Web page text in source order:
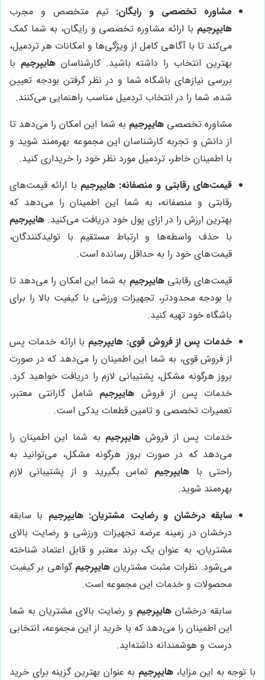
مشاوره تخصصی و رایگان: تیم متخصص و مجرب
هایپرجیم با ارائه مشاوره تخصصی و رایگان، به شما کمک
می‌کند تا با آگاهی کامل از ویژگی‌ها و امکانات هر تردمیل،
بهترین انتخاب را داشته باشید. کارشناسانهایپرجیم با
بررسی نیازهای باشگاه شما و در نظر گرفتن بودجه تعیین
شده، شما را در انتخاب تردمیل مناسب راهنمایی می‌کنند.
مشاوره تخصصیهایپرجیم به شما این امکان را می‌دهد تا
از دانش و تجربه کارشناسان این مجموعه بهره‌مند شوید و
با اطمینان خاطر، تردمیل مورد نظر خود را خریداری کنید.
قیمت‌های رقابتی و منصفانه: هایپرجیم با ارائه قیمت‌های
رقابتی و منصفانه، به شما این اطمینان را می‌دهد که
بهترین ارزش را در ازای پول خود دریافت می‌کنید. هایپرجیم
با حذف واسطه‌ها و ارتباط مستقیم با تولیدکنندگان،
قیمت‌های خود را به حداقل رسانده است.
قیمت‌های رقابتیهایپرجیم به شما این امکان را می‌دهد تا
با بودجه محدودتر، تجهیزات ورزشی با کیفیت بالا را برای
باشگاه خود تهیه کنید.
خدمات پس از فروش قوی: هایپرجیم با ارائه خدمات پس
از فروش قوی، به شما این اطمینان را می‌دهد که در صورت
بروز هرگونه مشکل، پشتیبانی لازم را دریافت خواهید کرد.
خدمات پس از فروش هایپرجیم شامل گارانتی معتبر،
تعمیرات تخصصی و تامین قطعات یدکی است.
خدمات پس از فروش هایپرجیم به شما این اطمینان را
می‌دهد که در صورت بروز هرگونه مشکل، می‌توانید به
راحتی با هایپرجیم تماس بگیرید و از پشتیبانی لازم
بهره‌مند شوید.
سابقه درخشان و رضایت مشتریان: هایپرجیم با سابقه
درخشان در زمینه عرضه تجهیزات ورزشی و رضایت بالای
مشتریان، به عنوان یک برند معتبر و قابل اعتماد شناخته
می‌شود. نظرات مثبت مشتریان هایپرجیم گواهی بر کیفیت
محصولات و خدمات این مجموعه است.
سابقه درخشان هایپرجیم و رضایت بالای مشتریان به شما
این اطمینان را می‌دهد که با خرید از این مجموعه، انتخابی
درست و هوشمندانه داشته‌اید.
با توجه به این مزایا،هایپرجیم به عنوان بهترین گزینه برای خرید